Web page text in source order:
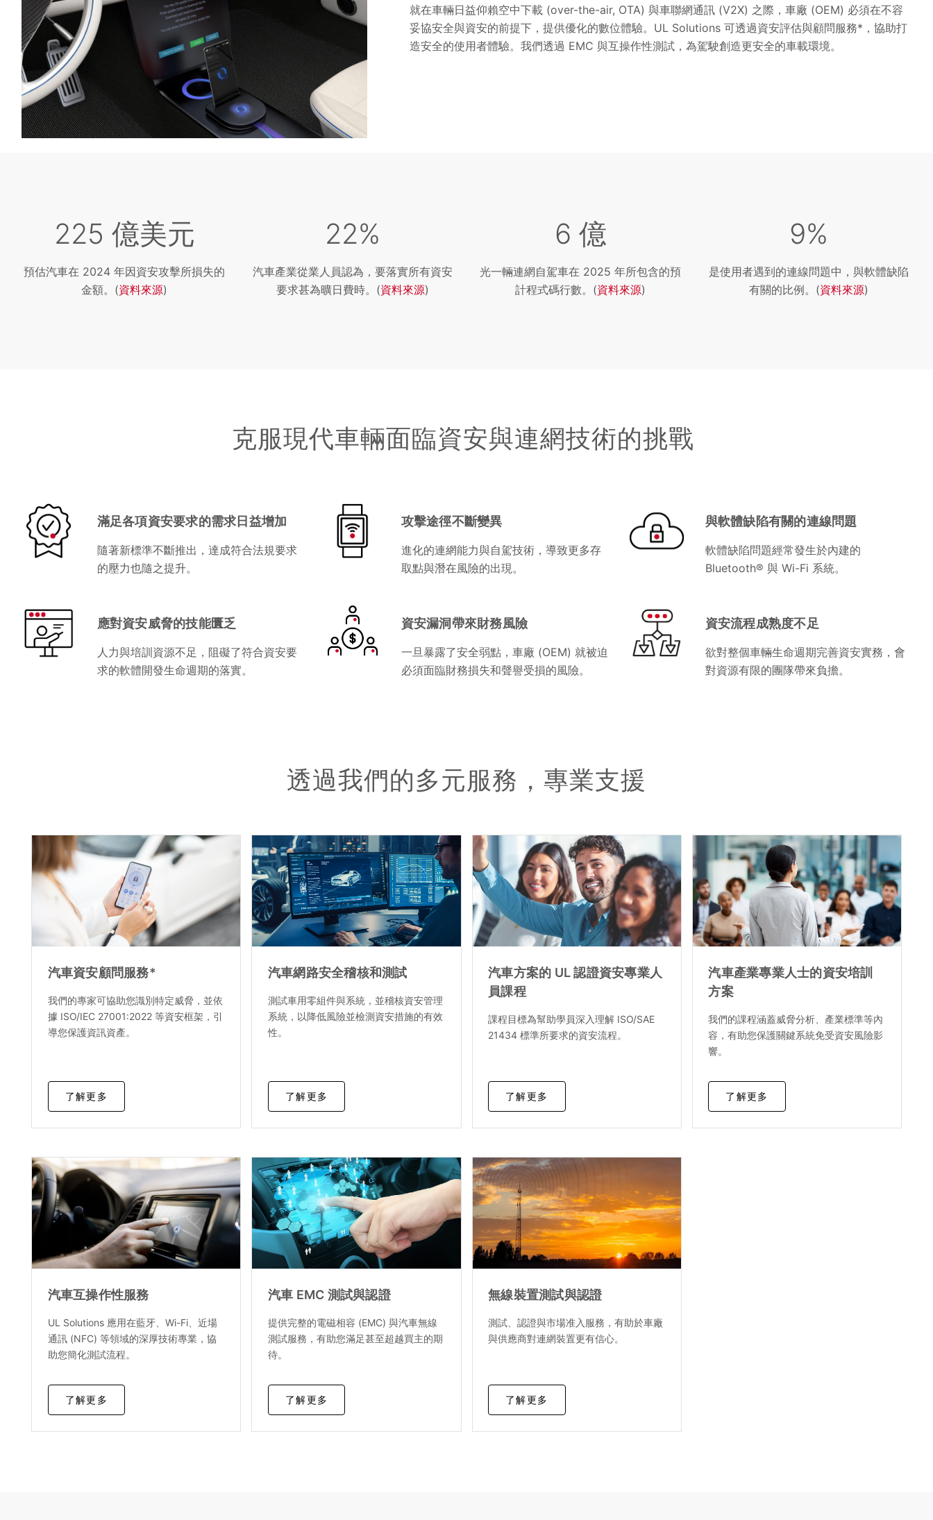
就在車輛日益仰賴空中下載 (over-the-air, OTA) 與車聯網通訊 (V2X) 之際，車廠 (OEM) 必須在不容
妥協安全與資安的前提下，提供優化的數位體驗。UL Solutions 可透過資安評估與顧問服務*，協助打
造安全的使用者體驗。我們透過 EMC 與互操作性測試，為駕駛創造更安全的車載環境。
225 億美元
預估汽車在 2024 年因資安攻擊所損失的
金額。(資料來源)
22%
汽車產業從業人員認為，要落實所有資安
要求甚為曠日費時。(資料來源)
6 億
光一輛連網自駕車在 2025 年所包含的預
計程式碼行數。(資料來源)
9%
是使用者遇到的連線問題中，與軟體缺陷
有關的比例。(資料來源)
克服現代車輛面臨資安與連網技術的挑戰
滿足各項資安要求的需求日益增加
隨著新標準不斷推出，達成符合法規要求
的壓力也隨之提升。
攻擊途徑不斷變異
進化的連網能力與自駕技術，導致更多存
取點與潛在風險的出現。
與軟體缺陷有關的連線問題
軟體缺陷問題經常發生於內建的
Bluetooth® 與 Wi-Fi 系統。
應對資安威脅的技能匱乏
人力與培訓資源不足，阻礙了符合資安要
求的軟體開發生命週期的落實。
資安漏洞帶來財務風險
一旦暴露了安全弱點，車廠 (OEM) 就被迫
必須面臨財務損失和聲譽受損的風險。
資安流程成熟度不足
欲對整個車輛生命週期完善資安實務，會
對資源有限的團隊帶來負擔。
透過我們的多元服務，專業支援
汽車資安顧問服務*
我們的專家可協助您識別特定威脅，並依
據 ISO/IEC 27001:2022 等資安框架，引
導您保護資訊資產。
了解更多
汽車網路安全稽核和測試
測試車用零組件與系統，並稽核資安管理
系統，以降低風險並檢測資安措施的有效
性。
了解更多
汽車方案的 UL 認證資安專業人
員課程
課程目標為幫助學員深入理解 ISO/SAE
21434 標準所要求的資安流程。
了解更多
汽車產業專業人士的資安培訓
方案
我們的課程涵蓋威脅分析、產業標準等內
容，有助您保護關鍵系統免受資安風險影
響。
了解更多
汽車互操作性服務
UL Solutions 應用在藍牙、Wi-Fi、近場
通訊 (NFC) 等領域的深厚技術專業，協
助您簡化測試流程。
了解更多
汽車 EMC 測試與認證
提供完整的電磁相容 (EMC) 與汽車無線
測試服務，有助您滿足甚至超越買主的期
待。
了解更多
無線裝置測試與認證
測試、認證與市場准入服務，有助於車廠
與供應商對連網裝置更有信心。
了解更多